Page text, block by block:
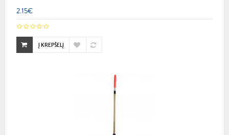
2.15€
Į KREPŠELĮ